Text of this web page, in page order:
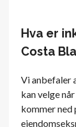
Hva er
Costa
Vi anbefaler
kan velge
kommer ned